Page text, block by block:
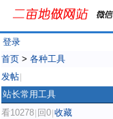
登录
首页 > 各种工具
发帖
站长常用工具
看10278 回0 收藏